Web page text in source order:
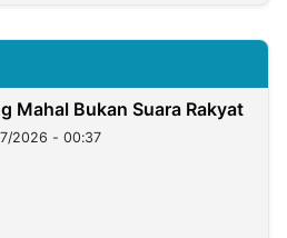
Mahal Bukan Suara Rakyat
2026 - 00:37